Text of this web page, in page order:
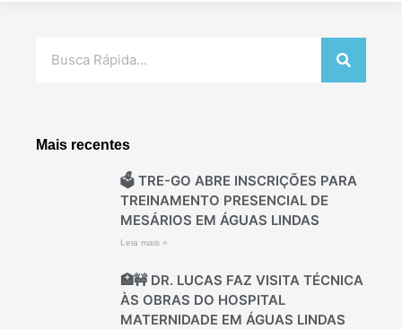
Mais recentes
🗳️ TRE-GO ABRE INSCRIÇÕES PARA
TREINAMENTO PRESENCIAL DE
MESÁRIOS EM ÁGUAS LINDAS
Leia mais »
🏥🚧 DR. LUCAS FAZ VISITA TÉCNICA
ÀS OBRAS DO HOSPITAL
MATERNIDADE EM ÁGUAS LINDAS